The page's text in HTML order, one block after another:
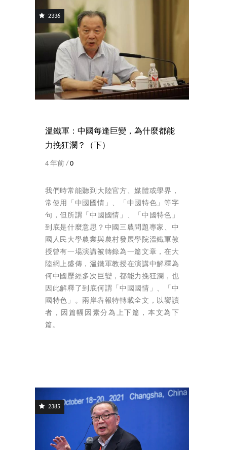
2336
溫鐵軍：中國每逢巨變，為什麼都能
力挽狂瀾？（下）
4 年前 / 0
我們時常能聽到大陸官方、媒體或學界，
常使用「中國國情」、「中國特色」等字
句，但所謂「中國國情」、「中國特色」
到底是什麼意思？中國三農問題專家、中
國人民大學農業與農村發展學院溫鐵軍教
授曾有一場演講被轉錄為一篇文章，在大
陸網上盛傳，溫鐵軍教授在演講中解釋為
何中國歷經多次巨變，都能力挽狂瀾，也
因此解釋了到底何謂「中國國情」、「中
國特色」。兩岸犇報特轉載全文，以饗讀
者，因篇幅因素分為上下篇，本文為下
篇。
2385